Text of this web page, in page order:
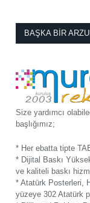
BAŞKA BIR
Size yardımcı
başlığımız;
* Her ebatta tipte
* Dijital Baskı
ve kaliteli baskı
* Atatürk Posterleri,
yüzeye 302 Atatürk